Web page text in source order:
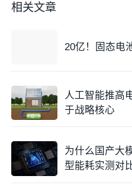
相关文章
20亿！固态电
人工智能推高
于战略核心
为什么国产大
型能耗实测对